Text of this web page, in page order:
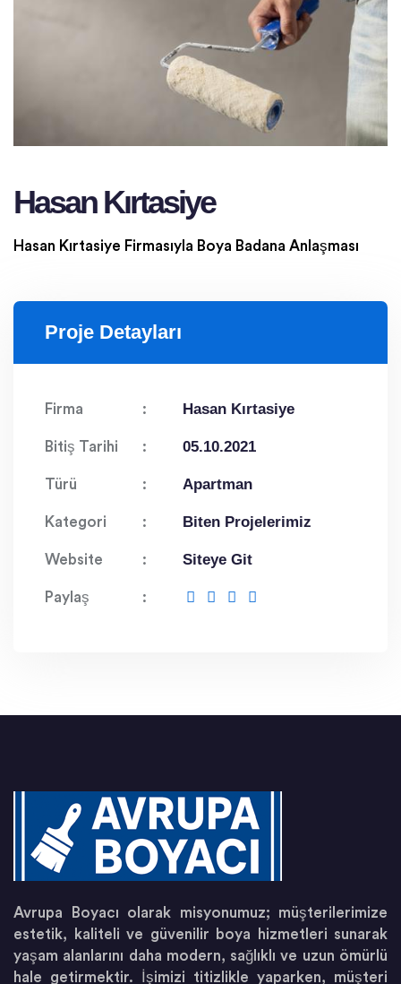
Hasan Kırtasiye
Hasan Kırtasiye Firmasıyla Boya Badana Anlaşması
Proje Detayları
Firma Hasan Kırtasiye
Bitiş Tarihi 05.10.2021
Türü Apartman
Kategori Biten Projelerimiz
Website Siteye Git
Paylaş
Avrupa Boyacı olarak misyonumuz; müşterilerimize
estetik, kaliteli ve güvenilir boya hizmetleri sunarak
yaşam alanlarını daha modern, sağlıklı ve uzun ömürlü
hale getirmektir. İşimizi titizlikle yaparken, müşteri